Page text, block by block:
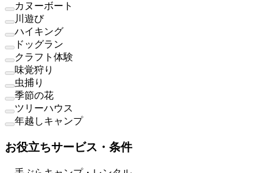
カヌーボート
川遊び
ハイキング
ドッグラン
クラフト体験
味覚狩り
虫捕り
季節の花
ツリーハウス
年越しキャンプ
お役立ちサービス・条件